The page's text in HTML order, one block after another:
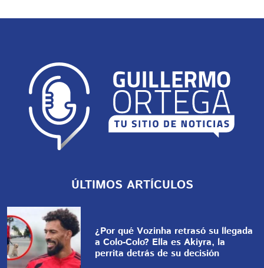
ÚLTIMOS ARTÍCULOS
¿Por qué Vozinha retrasó su llegada
a Colo-Colo? Ella es Akiyra, la
perrita detrás de su decisión